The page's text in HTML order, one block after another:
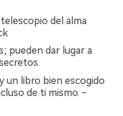
del alma
pueden dar lugar a
un libro bien escogido
de ti mismo. -